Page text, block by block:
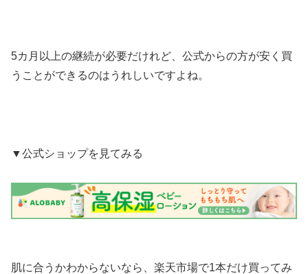
5カ月以上の継続が必要だけれど、公式からの方が安く買
うことができるのはうれしいですよね。
▼公式ショップを見てみる
肌に合うかわからないなら、楽天市場で1本だけ買ってみ